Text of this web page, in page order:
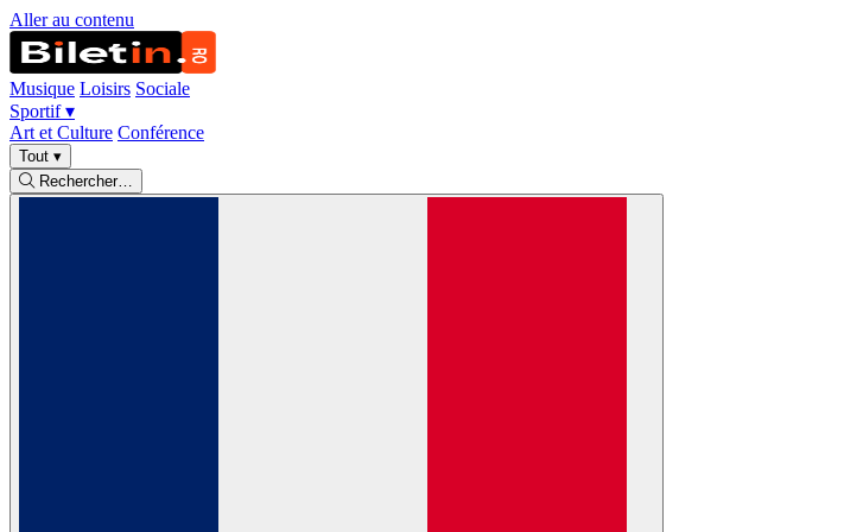
Aller au contenu
Musique Loisirs Sociale
Sportif▾
Art et Culture Conférence
Tout ▾
Rechercher…